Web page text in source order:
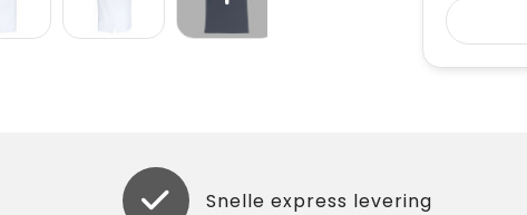
Snelle express levering